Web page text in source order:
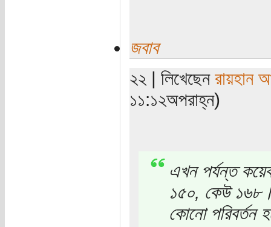
জবাব
২২ | লিখেছেন রায়হান
১১:১২অপরাহ্ন)
এখন পর্যন্ত
১৫০, কেউ ১৬৮।
কোনো পরিবর্তন